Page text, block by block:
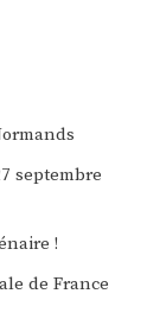
septembre
!
de France